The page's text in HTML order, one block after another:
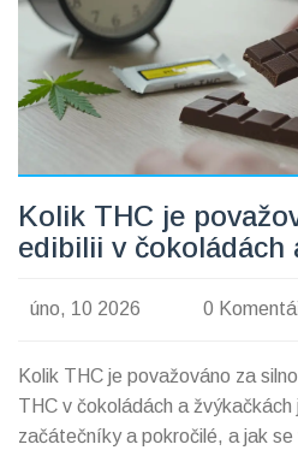
Kolik THC je
edibilii v čokoládách
úno, 10 2026 0
Kolik THC je považováno za
THC v čokoládách a žvýkačkách
začátečníky a pokročilé, a jak